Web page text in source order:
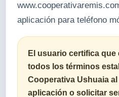
aplicación para teléfono
El usuario certifica
todos los términos
Cooperativa Ushuaia
aplicación o solicitar